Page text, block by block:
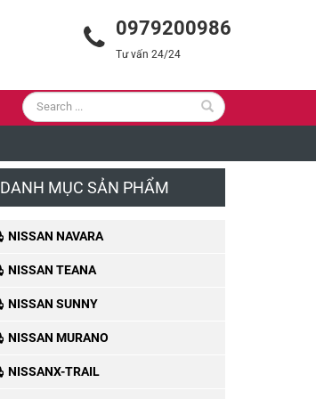
0979200986
Tư vấn 24/24
DANH MỤC SẢN PHẨM
NISSAN NAVARA
NISSAN TEANA
NISSAN SUNNY
NISSAN MURANO
NISSANX-TRAIL